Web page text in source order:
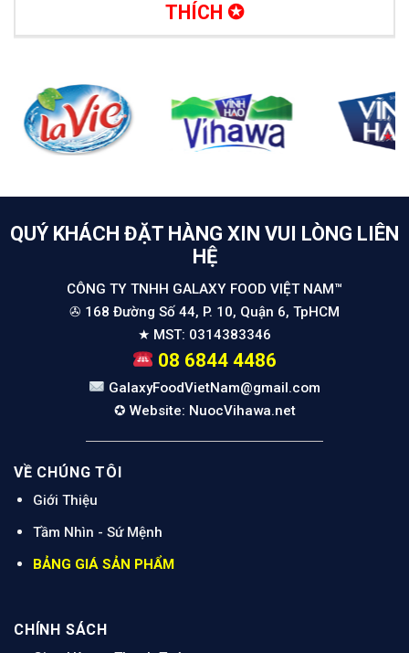
THÍCH ✪
QUÝ KHÁCH ĐẶT HÀNG XIN VUI LÒNG LIÊN
HỆ
CÔNG TY TNHH GALAXY FOOD VIỆT NAM™
✇ 168 Đường Số 44, P. 10, Quận 6, TpHCM
★ MST: 0314383346
08 6844 4486
GalaxyFoodVietNam@gmail.com
✪ Website: NuocVihawa.net
VỀ CHÚNG TÔI
Giới Thiệu
Tầm Nhìn - Sứ Mệnh
BẢNG GIÁ SẢN PHẨM
CHÍNH SÁCH